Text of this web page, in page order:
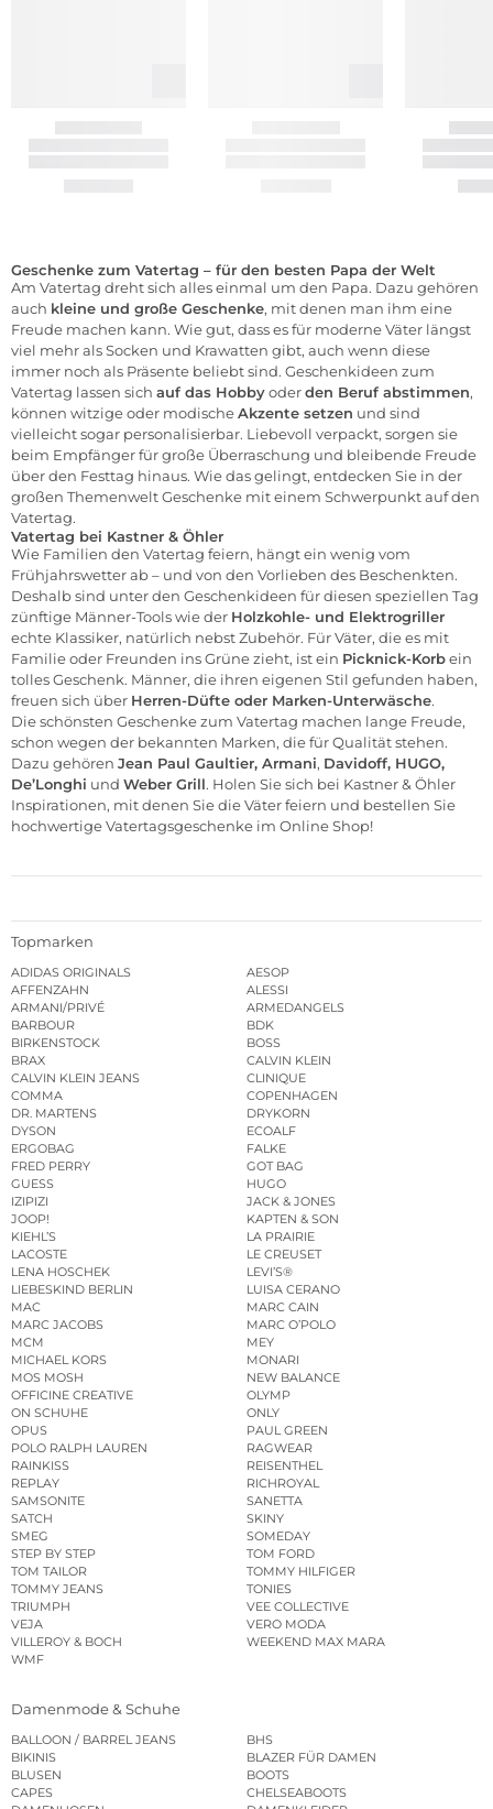
Geschenke zum Vatertag – für den besten Papa der Welt
Am Vatertag dreht sich alles einmal um den Papa. Dazu gehören
auch kleine und große Geschenke, mit denen man ihm eine
Freude machen kann. Wie gut, dass es für moderne Väter längst
viel mehr als Socken und Krawatten gibt, auch wenn diese
immer noch als Präsente beliebt sind. Geschenkideen zum
Vatertag lassen sich auf das Hobbyoderden Beruf abstimmen,
können witzige oder modischeAkzente setzen und sind
vielleicht sogar personalisierbar. Liebevoll verpackt, sorgen sie
beim Empfänger für große Überraschung und bleibende Freude
über den Festtag hinaus. Wie das gelingt, entdecken Sie in der
großen Themenwelt Geschenke mit einem Schwerpunkt auf den
Vatertag.
Vatertag bei Kastner & Öhler
Wie Familien den Vatertag feiern, hängt ein wenig vom
Frühjahrswetter ab – und von den Vorlieben des Beschenkten.
Deshalb sind unter den Geschenkideen für diesen speziellen Tag
zünftige Männer-Tools wie der Holzkohle- und Elektrogriller
echte Klassiker, natürlich nebst Zubehör. Für Väter, die es mit
Familie oder Freunden ins Grüne zieht, ist ein Picknick-Korbein
tolles Geschenk. Männer, die ihren eigenen Stil gefunden haben,
freuen sich über Herren-Düfte oder Marken-Unterwäsche.
Die schönsten Geschenke zum Vatertag machen lange Freude,
schon wegen der bekannten Marken, die für Qualität stehen.
Dazu gehören Jean Paul Gaultier, Armani, Davidoff, HUGO,
De’Longhi und Weber Grill. Holen Sie sich bei Kastner & Öhler
Inspirationen, mit denen Sie die Väter feiern und bestellen Sie
hochwertige Vatertagsgeschenke im Online Shop!
Topmarken
ADIDAS ORIGINALS
AESOP
AFFENZAHN
ALESSI
ARMANI/PRIVÉ
ARMEDANGELS
BARBOUR
BDK
BIRKENSTOCK
BOSS
BRAX
CALVIN KLEIN
CALVIN KLEIN JEANS
CLINIQUE
COMMA
COPENHAGEN
DR. MARTENS
DRYKORN
DYSON
ECOALF
ERGOBAG
FALKE
FRED PERRY
GOT BAG
GUESS
HUGO
IZIPIZI
JACK & JONES
JOOP!
KAPTEN & SON
KIEHL’S
LA PRAIRIE
LACOSTE
LE CREUSET
LENA HOSCHEK
LEVI’S®
LIEBESKIND BERLIN
LUISA CERANO
MAC
MARC CAIN
MARC JACOBS
MARC O’POLO
MCM
MEY
MICHAEL KORS
MONARI
MOS MOSH
NEW BALANCE
OFFICINE CREATIVE
OLYMP
ON SCHUHE
ONLY
OPUS
PAUL GREEN
POLO RALPH LAUREN
RAGWEAR
RAINKISS
REISENTHEL
REPLAY
RICHROYAL
SAMSONITE
SANETTA
SATCH
SKINY
SMEG
SOMEDAY
STEP BY STEP
TOM FORD
TOM TAILOR
TOMMY HILFIGER
TOMMY JEANS
TONIES
TRIUMPH
VEE COLLECTIVE
VEJA
VERO MODA
VILLEROY & BOCH
WEEKEND MAX MARA
WMF
Damenmode & Schuhe
BALLOON / BARREL JEANS
BHS
BIKINIS
BLAZER FÜR DAMEN
BLUSEN
BOOTS
CAPES
CHELSEABOOTS